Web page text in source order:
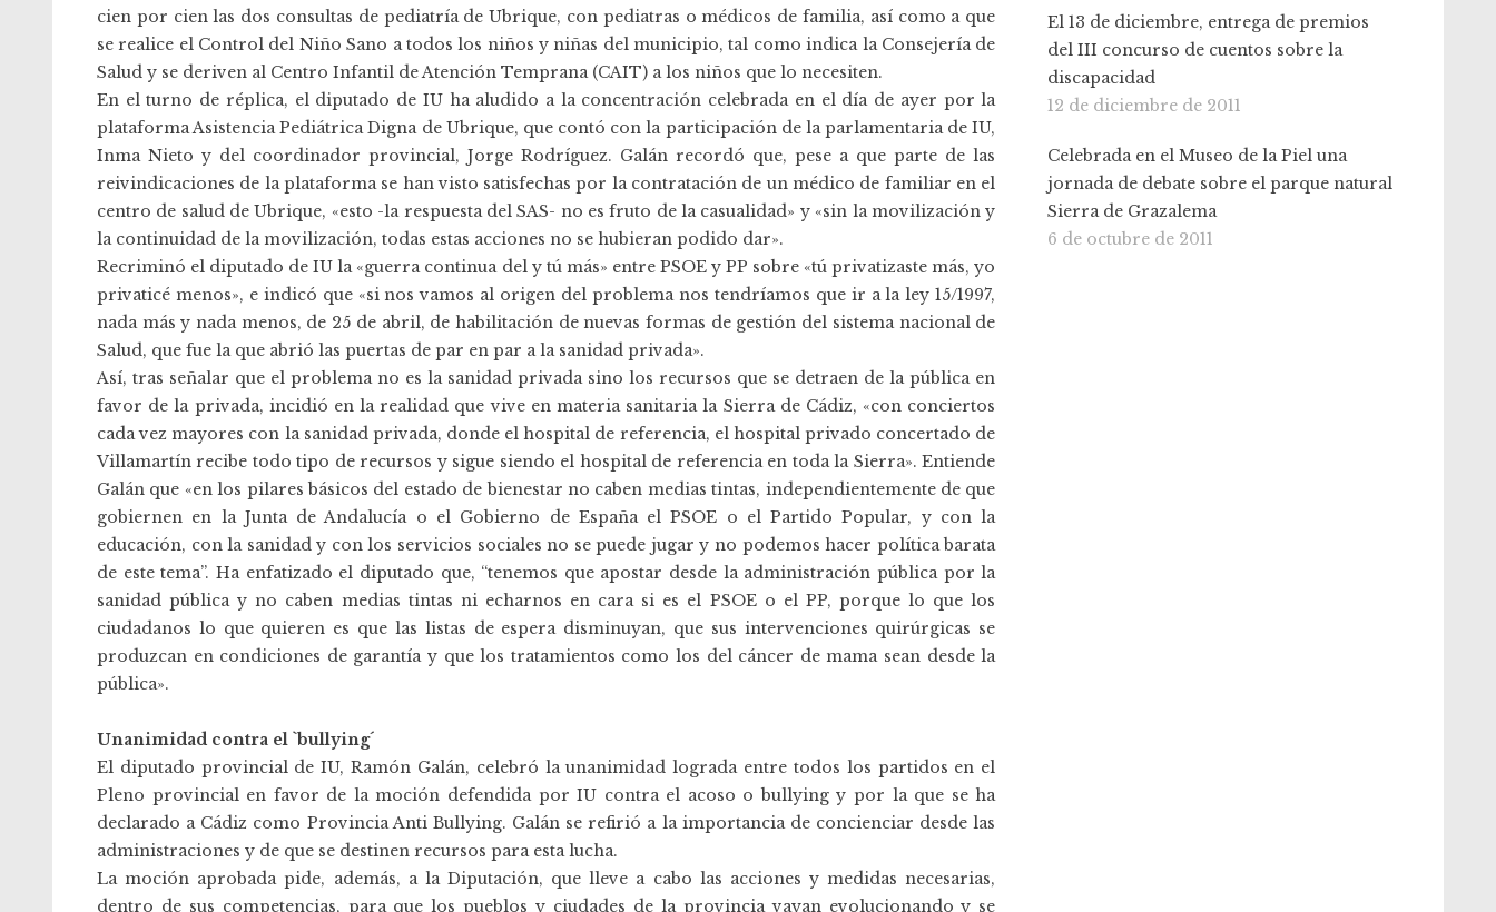
cien por cien las dos consultas de pediatría de Ubrique, con pediatras o médicos de familia, así como a que
se realice el Control del Niño Sano a todos los niños y niñas del municipio, tal como indica la Consejería de
Salud y se deriven al Centro Infantil de Atención Temprana (CAIT) a los niños que lo necesiten.
En el turno de réplica, el diputado de IU ha aludido a la concentración celebrada en el día de ayer por la
plataforma Asistencia Pediátrica Digna de Ubrique, que contó con la participación de la parlamentaria de IU,
Inma Nieto y del coordinador provincial, Jorge Rodríguez. Galán recordó que, pese a que parte de las
reivindicaciones de la plataforma se han visto satisfechas por la contratación de un médico de familiar en el
centro de salud de Ubrique, «esto -la respuesta del SAS- no es fruto de la casualidad» y «sin la movilización y
la continuidad de la movilización, todas estas acciones no se hubieran podido dar».
Recriminó el diputado de IU la «guerra continua del y tú más» entre PSOE y PP sobre «tú privatizaste más, yo
privaticé menos», e indicó que «si nos vamos al origen del problema nos tendríamos que ir a la ley 15/1997,
nada más y nada menos, de 25 de abril, de habilitación de nuevas formas de gestión del sistema nacional de
Salud, que fue la que abrió las puertas de par en par a la sanidad privada».
Así, tras señalar que el problema no es la sanidad privada sino los recursos que se detraen de la pública en
favor de la privada, incidió en la realidad que vive en materia sanitaria la Sierra de Cádiz, «con conciertos
cada vez mayores con la sanidad privada, donde el hospital de referencia, el hospital privado concertado de
Villamartín recibe todo tipo de recursos y sigue siendo el hospital de referencia en toda la Sierra». Entiende
Galán que «en los pilares básicos del estado de bienestar no caben medias tintas, independientemente de que
gobiernen en la Junta de Andalucía o el Gobierno de España el PSOE o el Partido Popular, y con la
educación, con la sanidad y con los servicios sociales no se puede jugar y no podemos hacer política barata
de este tema”. Ha enfatizado el diputado que, “tenemos que apostar desde la administración pública por la
sanidad pública y no caben medias tintas ni echarnos en cara si es el PSOE o el PP, porque lo que los
ciudadanos lo que quieren es que las listas de espera disminuyan, que sus intervenciones quirúrgicas se
produzcan en condiciones de garantía y que los tratamientos como los del cáncer de mama sean desde la
pública».
Unanimidad contra el `bullying´
El diputado provincial de IU, Ramón Galán, celebró la unanimidad lograda entre todos los partidos en el
Pleno provincial en favor de la moción defendida por IU contra el acoso o bullying y por la que se ha
declarado a Cádiz como Provincia Anti Bullying. Galán se refirió a la importancia de concienciar desde las
administraciones y de que se destinen recursos para esta lucha.
La moción aprobada pide, además, a la Diputación, que lleve a cabo las acciones y medidas necesarias,
dentro de sus competencias, para que los pueblos y ciudades de la provincia vayan evolucionando y se
El 13 de diciembre, entrega de premios
del III concurso de cuentos sobre la
discapacidad
12 de diciembre de 2011
Celebrada en el Museo de la Piel una
jornada de debate sobre el parque natural
Sierra de Grazalema
6 de octubre de 2011